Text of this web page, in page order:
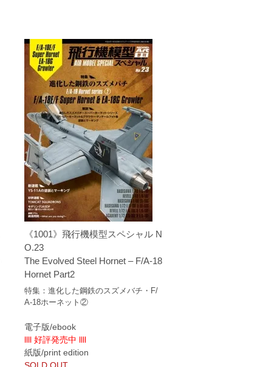
《1001》飛行機模型スペシャル N
O.23
The Evolved Steel Hornet – F/A-18
Hornet Part2
特集：進化した鋼鉄のスズメバチ・F/
A-18ホーネット②
電子版/ebook
llll 好評発売中 llll
紙版/print edition